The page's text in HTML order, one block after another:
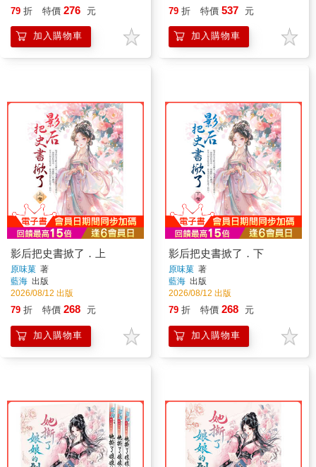
79 折 特價 276 元
加入購物車
79 折 特價 537 元
加入購物車
影后把史書掀了．上
原味菓 著
藍海 出版
2026/08/12 出版
79 折 特價 268 元
加入購物車
影后把史書掀了．下
原味菓 著
藍海 出版
2026/08/12 出版
79 折 特價 268 元
加入購物車